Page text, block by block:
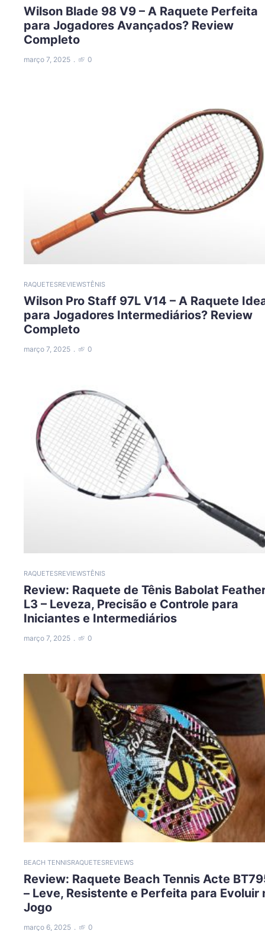
Wilson Blade 98 V9 – A Raquete Perfeita
para Jogadores Avançados? Review
Completo
março 7, 2025 0
RAQUETESREVIEWSTÊNIS
Wilson Pro Staff 97L V14 – A Raquete
para Jogadores Intermediários? Review
Completo
março 7, 2025 0
RAQUETESREVIEWSTÊNIS
Review: Raquete de Tênis Babolat
L3 – Leveza, Precisão e Controle para
Iniciantes e Intermediários
março 7, 2025 0
BEACH TENNISRAQUETESREVIEWS
Review: Raquete Beach Tennis Acte
– Leve, Resistente e Perfeita para Evoluir
Jogo
março 6, 2025 0